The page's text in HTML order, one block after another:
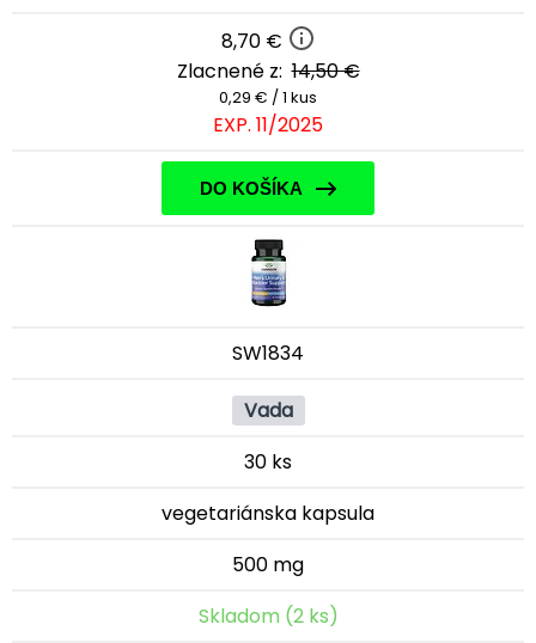
8,70 €
Zlacnené z:14,50 €
0,29 € / 1 kus
EXP. 11/2025
DO KOŠÍKA
SW1834
Vada
30 ks
vegetariánska kapsula
500 mg
Skladom (2 ks)